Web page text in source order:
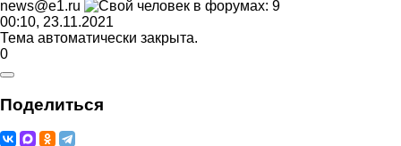
news@e1.ru
00:10, 23.11.2021
Тема автоматически закрыта.
0
Поделиться